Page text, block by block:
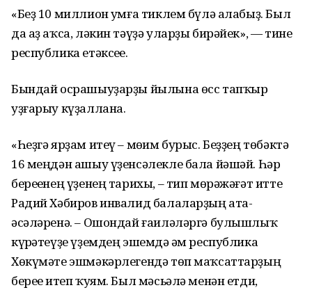
«Беҙ 10 миллион һумға тиклем бүлә алабыҙ. Был
да аҙ аҡса, ләкин тәүҙә уларҙы бирәйек», — тине
республика етәксеһе.
Бындай осрашыуҙарҙы йылына өсс тапҡыр
уҙғарыу күҙаллана.
«Һеҙгә ярҙам итеү – мөһим бурыс. Беҙҙең төбәктә
16 меңдән ашыу үҙенсәлекле бала йәшәй. Һәр
береһенең үҙенең тарихы, – тип мөрәжәғәт итте
Радий Хәбиров инвалид балаларҙың ата-
әсәләренә. – Ошондай ғаиләләргә булышлыҡ
күрһәтеүҙе үҙемдең эшемдә һәм республика
Хөкүмәте эшмәкәрлегендә төп маҡсаттарҙың
береһе итеп ҡуям. Был мәсьәлә менән етди,